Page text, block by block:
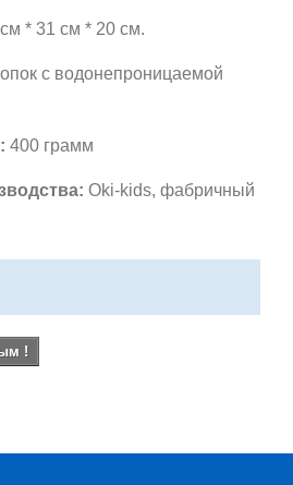
* 31 см * 20 см.
с водонепроницаемой
400 грамм
Oki-kids, фабричный
!